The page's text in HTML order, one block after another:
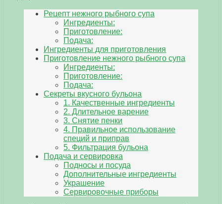
Рецепт нежного рыбного супа
Ингредиенты:
Приготовление:
Подача:
Ингредиенты для приготовления
Приготовление нежного рыбного супа
Ингредиенты:
Приготовление:
Подача:
Секреты вкусного бульона
1. Качественные ингредиенты
2. Длительное варение
3. Снятие пенки
4. Правильное использование
специй и приправ
5. Фильтрация бульона
Подача и сервировка
Подносы и посуда
Дополнительные ингредиенты
Украшение
Сервировочные приборы